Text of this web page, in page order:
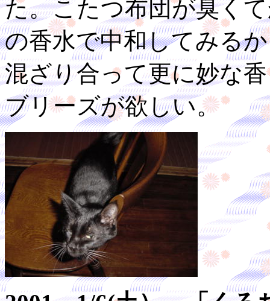
た。こたつ布団が臭く
の香水で中和してみる
混ざり合って更に妙な
ブリーズが欲しい。